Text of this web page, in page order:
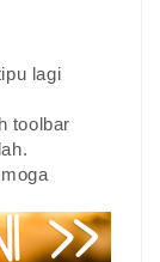
lagi
toolbar